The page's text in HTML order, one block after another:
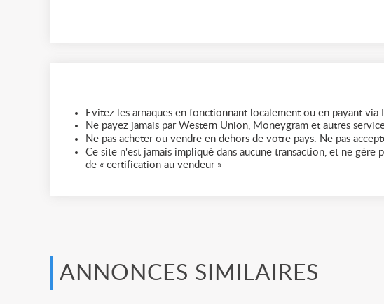
Evitez les arnaques en fonctionnant localement ou en payant via
Ne payez jamais par Western Union, Moneygram et autres
Ne pas acheter ou vendre en dehors de votre pays. Ne pas
Ce site n'est jamais impliqué dans aucune transaction, et ne gère
de « certification au vendeur »
ANNONCES SIMILAIRES